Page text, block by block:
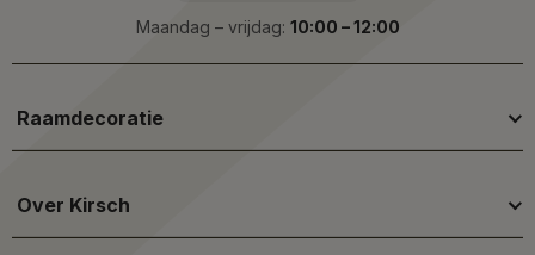
Maandag – vrijdag: 10:00 – 12:00
Raamdecoratie
Over Kirsch